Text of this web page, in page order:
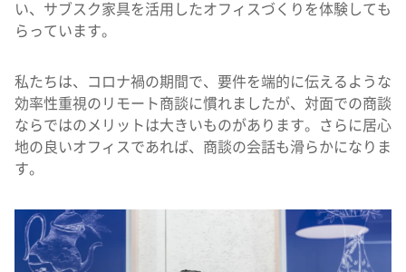
い、サブスク家具を活用したオフィスづくりを体験しても
らっています。
私たちは、コロナ禍の期間で、要件を端的に伝えるような
効率性重視のリモート商談に慣れましたが、対面での商談
ならではのメリットは大きいものがあります。さらに居心
地の良いオフィスであれば、商談の会話も滑らかになりま
す。